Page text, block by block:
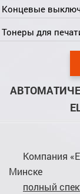
Концевые
Тонеры для
Компания
Минске
полный